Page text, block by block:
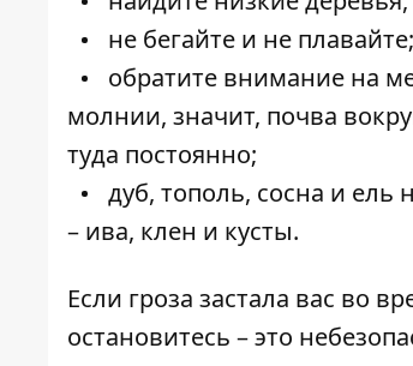
не бегайте и не плавайте;
обратите внимание на
молнии, значит, почва
туда постоянно;
дуб, тополь, сосна и ель
– ива, клен и кусты.
Если гроза застала вас во
остановитесь – это